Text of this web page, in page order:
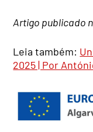
Artigo publicado
Leia também:
2025 | Por